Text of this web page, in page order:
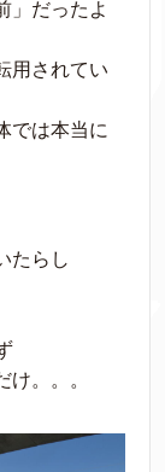
」だったよ
用されてい
では本当に
たらし
。。。